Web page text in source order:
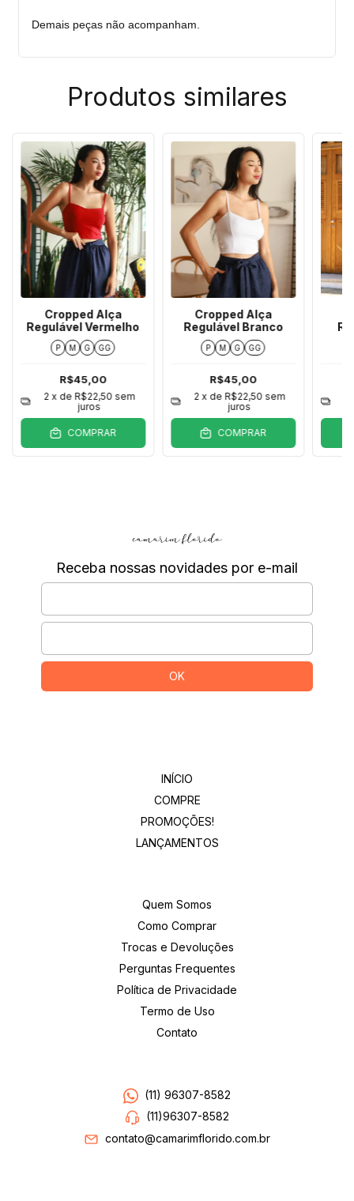
Demais peças não acompanham.
Produtos similares
Cropped Alça
Regulável Vermelho
P M G GG
R$45,00
2 x de R$22,50 sem
juros
COMPRAR
Cropped Alça
Regulável Branco
P M G GG
R$45,00
2 x de R$22,50 sem
juros
COMPRAR
Receba nossas novidades por e-mail
INÍCIO
COMPRE
PROMOÇÕES!
LANÇAMENTOS
Quem Somos
Como Comprar
Trocas e Devoluções
Perguntas Frequentes
Política de Privacidade
Termo de Uso
Contato
(11) 96307-8582
(11)96307-8582
contato@camarimflorido.com.br